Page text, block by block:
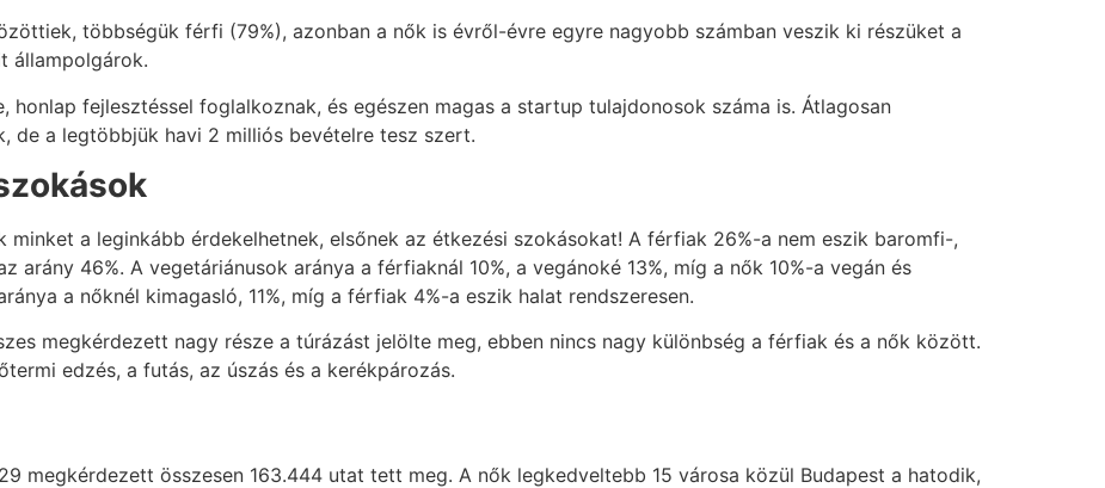
többségük férfi (79%), azonban a nők is évről-évre egyre nagyobb számban veszik ki részüket a
állampolgárok.
fejlesztéssel foglalkoznak, és egészen magas a startup tulajdonosok száma is. Átlagosan
de a legtöbbjük havi 2 milliós bevételre tesz szert.
a leginkább érdekelhetnek, elsőnek az étkezési szokásokat! A férfiak 26%-a nem eszik baromfi-,
arány 46%. A vegetáriánusok aránya a férfiaknál 10%, a vegánoké 13%, míg a nők 10%-a vegán és
a nőknél kimagasló, 11%, míg a férfiak 4%-a eszik halat rendszeresen.
megkérdezett nagy része a túrázást jelölte meg, ebben nincs nagy különbség a férfiak és a nők között.
edzés, a futás, az úszás és a kerékpározás.
megkérdezett összesen 163.444 utat tett meg. A nők legkedveltebb 15 városa közül Budapest a hatodik,